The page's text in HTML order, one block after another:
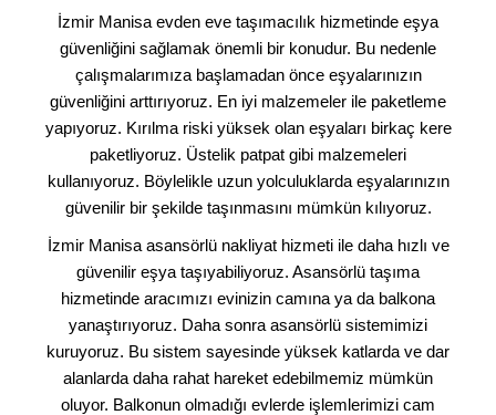
İzmir Manisa evden eve taşımacılık hizmetinde eşya
güvenliğini sağlamak önemli bir konudur. Bu nedenle
çalışmalarımıza başlamadan önce eşyalarınızın
güvenliğini arttırıyoruz. En iyi malzemeler ile paketleme
yapıyoruz. Kırılma riski yüksek olan eşyaları birkaç kere
paketliyoruz. Üstelik patpat gibi malzemeleri
kullanıyoruz. Böylelikle uzun yolculuklarda eşyalarınızın
güvenilir bir şekilde taşınmasını mümkün kılıyoruz.
İzmir Manisa asansörlü nakliyat hizmeti ile daha hızlı ve
güvenilir eşya taşıyabiliyoruz. Asansörlü taşıma
hizmetinde aracımızı evinizin camına ya da balkona
yanaştırıyoruz. Daha sonra asansörlü sistemimizi
kuruyoruz. Bu sistem sayesinde yüksek katlarda ve dar
alanlarda daha rahat hareket edebilmemiz mümkün
oluyor. Balkonun olmadığı evlerde işlemlerimizi cam